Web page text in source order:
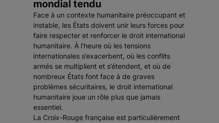
mondial tendu
Face à un contexte humanitaire préoccupant et
instable, les États doivent unir leurs forces pour
faire respecter et renforcer le droit international
humanitaire. À l’heure où les tensions
internationales s’exacerbent, où les conflits
armés se multiplient et s’étendent, et où de
nombreux États font face à de graves
problèmes sécuritaires, le droit international
humanitaire joue un rôle plus que jamais
essentiel.
La Croix-Rouge française est particulièrement